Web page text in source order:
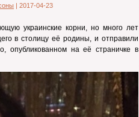
| 2017-04-23
украинские корни, но много лет
в столицу её родины, и отправили
опубликованном на её страничке в